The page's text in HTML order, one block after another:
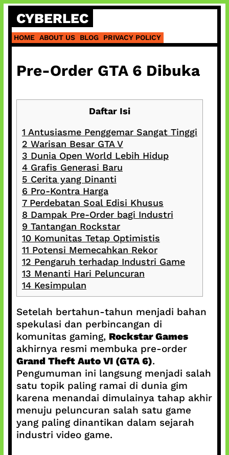
Skip
content
CYBERLEC
HOME ABOUT US BLOG PRIVACY POLICY
Pre-Order GTA 6 Dibuka
Daftar Isi
1 Antusiasme Penggemar Sangat Tinggi
2 Warisan Besar GTA V
3 Dunia Open World Lebih Hidup
4Grafis Generasi Baru
5 Cerita yang Dinanti
6 Pro-Kontra Harga
7Perdebatan Soal Edisi Khusus
8 Dampak Pre-Order bagi Industri
9 Tantangan Rockstar
10Komunitas Tetap Optimistis
11 Potensi Memecahkan Rekor
12 Pengaruh terhadap Industri Game
13 Menanti Hari Peluncuran
14Kesimpulan
Setelah bertahun-tahun menjadi bahan
spekulasi dan perbincangan di
komunitas gaming, Rockstar Games
akhirnya resmi membuka pre-order
Grand Theft Auto VI (GTA 6).
Pengumuman ini langsung menjadi salah
satu topik paling ramai di dunia gim
karena menandai dimulainya tahap akhir
menuju peluncuran salah satu game
yang paling dinantikan dalam sejarah
industri video game.